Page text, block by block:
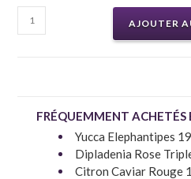
AJOUTER
FRÉQUEMMENT ACHETÉS
Yucca Elephantipes
Dipladenia Rose
Citron Caviar Rouge